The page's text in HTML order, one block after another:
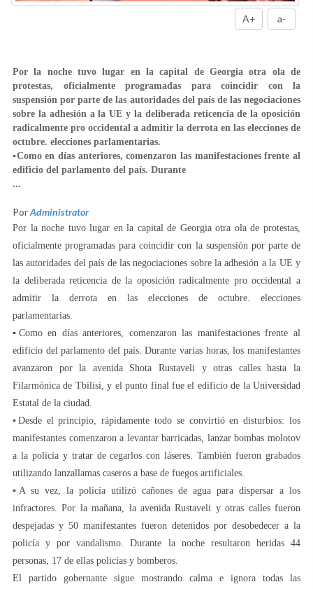
A+ a-
Por la noche tuvo lugar en la capital de Georgia otra ola de
protestas, oficialmente programadas para coincidir con la
suspensión por parte de las autoridades del país de las negociaciones
sobre la adhesión a la UE y la deliberada reticencia de la oposición
radicalmente pro occidental a admitir la derrota en las elecciones de
octubre. elecciones parlamentarias.
▪️Como en días anteriores, comenzaron las manifestaciones frente al
edificio del parlamento del país. Durante
...
PorAdministrator
Por la noche tuvo lugar en la capital de Georgia otra ola de protestas,
oficialmente programadas para coincidir con la suspensión por parte de
las autoridades del país de las negociaciones sobre la adhesión a la UE y
la deliberada reticencia de la oposición radicalmente pro occidental a
admitir la derrota en las elecciones de octubre. elecciones
parlamentarias.
▪️Como en días anteriores, comenzaron las manifestaciones frente al
edificio del parlamento del país. Durante varias horas, los manifestantes
avanzaron por la avenida Shota Rustaveli y otras calles hasta la
Filarmónica de Tbilisi, y el punto final fue el edificio de la Universidad
Estatal de la ciudad.
▪️Desde el principio, rápidamente todo se convirtió en disturbios: los
manifestantes comenzaron a levantar barricadas, lanzar bombas molotov
a la policía y tratar de cegarlos con láseres. También fueron grabados
utilizando lanzallamas caseros a base de fuegos artificiales.
▪️A su vez, la policía utilizó cañones de agua para dispersar a los
infractores. Por la mañana, la avenida Rustaveli y otras calles fueron
despejadas y 50 manifestantes fueron detenidos por desobedecer a la
policía y por vandalismo. Durante la noche resultaron heridas 44
personas, 17 de ellas policías y bomberos.
El partido gobernante sigue mostrando calma e ignora todas las